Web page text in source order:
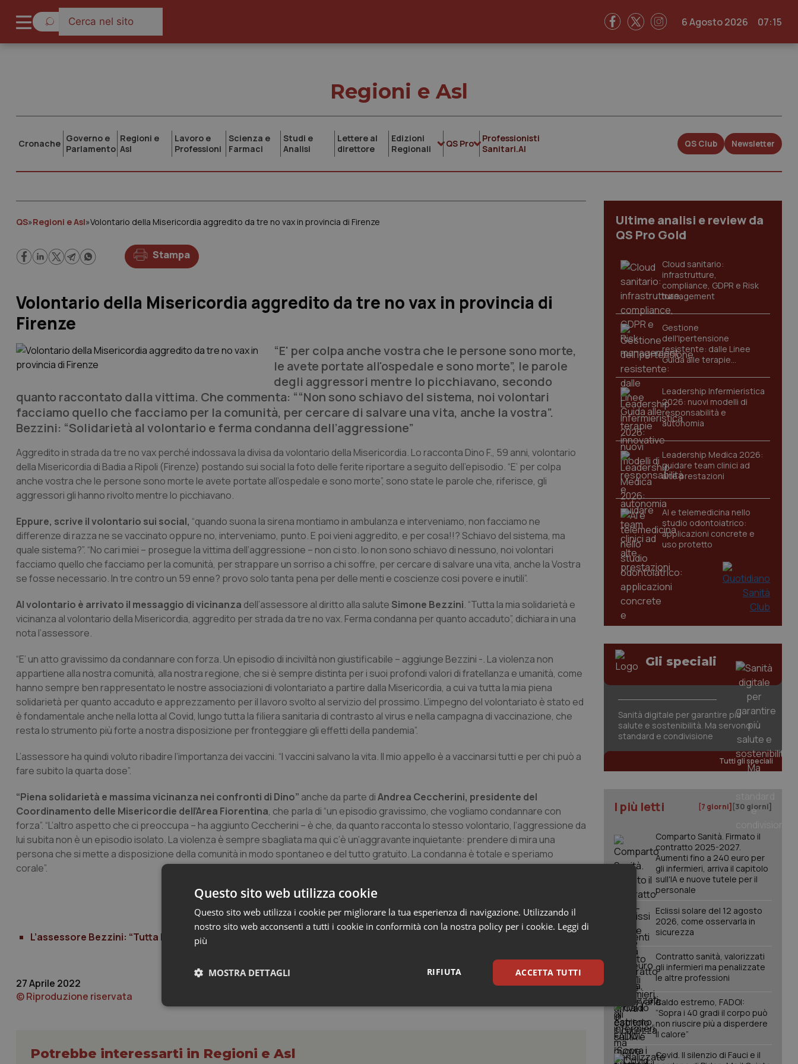
6 Agosto 2026 07:15
Regioni e Asl
Cronache Governo e
Parlamento
Regioni e
Asl
Lavoro e
Professioni
Scienza e
Farmaci
Studi e
Analisi
Lettere al
direttore
Edizioni
Regionali
QS Pro
Professionisti
Sanitari.AI
QS Club Newsletter
QS»Regioni e Asl»Volontario della Misericordia aggredito da tre no vax in provincia di Firenze
Stampa
Volontario della Misericordia aggredito da tre no vax in provincia di
Firenze
“E' per colpa anche vostra che le persone sono morte,
le avete portate all'ospedale e sono morte”, le parole
degli aggressori mentre lo picchiavano, secondo
quanto raccontato dalla vittima. Che commenta: ““Non sono schiavo del sistema, noi volontari
facciamo quello che facciamo per la comunità, per cercare di salvare una vita, anche la vostra”.
Bezzini: “Solidarietà al volontario e ferma condanna dell’aggressione”
Aggredito in strada da tre no vax perché indossava la divisa da volontario della Misericordia. Lo racconta Dino F., 59 anni, volontario
della Misericordia di Badia a Ripoli (Firenze) postando sui social la foto delle ferite riportare a seguito dell’episodio. “E’ per colpa
anche vostra che le persone sono morte le avete portate all’ospedale e sono morte”, sono state le parole che, riferisce, gli
aggressori gli hanno rivolto mentre lo picchiavano.
Eppure, scrive il volontario sui social, “quando suona la sirena montiamo in ambulanza e interveniamo, non facciamo ne
differenze di razza ne se vaccinato oppure no, interveniamo, punto. E poi vieni aggredito, e per cosa!!? Schiavo del sistema, ma
quale sistema?”. “No cari miei – prosegue la vittima dell’aggressione – non ci sto. Io non sono schiavo di nessuno, noi volontari
facciamo quello che facciamo per la comunità, per strappare un sorriso a chi soffre, per cercare di salvare una vita, anche la Vostra
se fosse necessario. In tre contro un 59 enne? provo solo tanta pena per delle menti e coscienze cosi povere e inutili”.
Al volontario è arrivato il messaggio di vicinanza dell’assessore al diritto alla salute Simone Bezzini. “Tutta la mia solidarietà e
vicinanza al volontario della Misericordia, aggredito per strada da tre no vax. Ferma condanna per quanto accaduto”, dichiara in una
nota l’assessore.
“E’ un atto gravissimo da condannare con forza. Un episodio di inciviltà non giustificabile – aggiunge Bezzini -. La violenza non
appartiene alla nostra comunità, alla nostra regione, che si è sempre distinta per i suoi profondi valori di fratellanza e umanità, come
hanno sempre ben rappresentato le nostre associazioni di volontariato a partire dalla Misericordia, a cui va tutta la mia piena
solidarietà per quanto accaduto e apprezzamento per il lavoro svolto al servizio del prossimo. L’impegno del volontariato è stato ed
è fondamentale anche nella lotta al Covid, lungo tutta la filiera sanitaria di contrasto al virus e nella campagna di vaccinazione, che
resta lo strumento più forte a nostra disposizione per fronteggiare gli effetti della pandemia”.
L’assessore ha quindi voluto ribadire l’importanza dei vaccini. “I vaccini salvano la vita. Il mio appello è a vaccinarsi tutti e per chi può a
fare subito la quarta dose”.
“Piena solidarietà e massima vicinanza nei confronti di Dino” anche da parte diAndrea Ceccherini, presidente del
Coordinamento delle Misericordie dell’Area Fiorentina, che parla di “un episodio gravissimo, che vogliamo condannare con
forza”. “L’altro aspetto che ci preoccupa – ha aggiunto Ceccherini – è che, da quanto racconta lo stesso volontario, l’aggressione da
lui subita non è un episodio isolato. La violenza è sempre sbagliata ma qui c’è un’aggravante inquietante: prendere di mira una
persona che si mette a disposizione della comunità in modo spontaneo e del tutto gratuito. La condanna è totale e speriamo
corale”.
L’assessore Bezzini: “Tutta la mia solidarietà e vicinanza all’operatore aggredito”
27 Aprile 2022
© Riproduzione riservata
Potrebbe interessarti in Regioni e Asl
Ultime analisi e review da
QS Pro Gold
Cloud sanitario:
infrastrutture,
compliance, GDPR e Risk
management
Gestione
dell'Ipertensione
resistente: dalle Linee
Guida alle terapie
innovative
Leadership Infermieristica
2026: nuovi modelli di
responsabilità e
autonomia
Leadership Medica 2026:
guidare team clinici ad
alte prestazioni
AI e telemedicina nello
studio odontoiatrico:
applicazioni concrete e
uso protetto
Gli speciali
Sanità digitale per garantire più
salute e sostenibilità. Ma servono
standard e condivisione
Tutti gli speciali
I più letti [7 giorni] [30 giorni]
Comparto Sanità. Firmato il
contratto 2025-2027.
Aumenti fino a 240 euro per
gli infermieri, arriva il capitolo
sull'IA e nuove tutele per il
personale
Eclissi solare del 12 agosto
2026, come osservarla in
sicurezza
Contratto sanità, valorizzati
gli infermieri ma penalizzate
le altre professioni
Caldo estremo, FADOI:
“Sopra i 40 gradi il corpo può
non riuscire più a disperdere
il calore”
Covid. Il silenzio di Fauci e il
Questo sito web utilizza cookie
Questo sito web utilizza i cookie per migliorare la tua esperienza di navigazione. Utilizzando il
nostro sito web acconsenti a tutti i cookie in conformità con la nostra policy per i cookie. Leggi di
più
ACCETTA TUTTI
RIFIUTA
MOSTRA DETTAGLI
Necessari Statistici Marketing